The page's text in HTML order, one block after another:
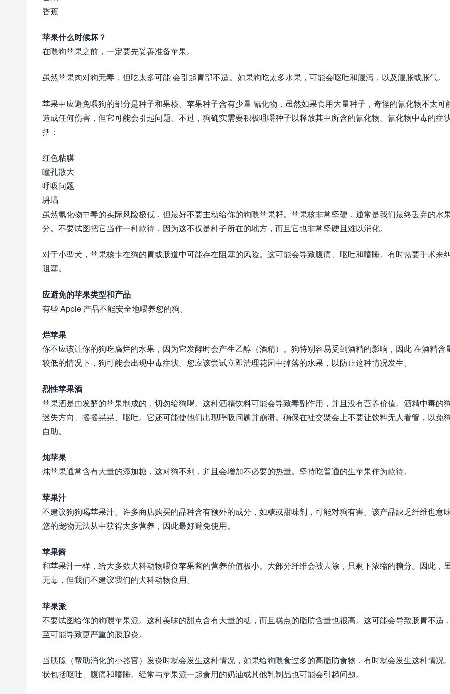
香蕉
苹果什么时候坏？
在喂狗苹果之前，一定要先妥善准备苹果。
虽然苹果肉对狗无毒，但吃太多可能 会引起胃部不适。如果狗吃太多水果，可能会呕吐和腹泻，以及腹胀或胀气。
苹果中应避免喂狗的部分是种子和果核。苹果种子含有少量 氰化物，虽然如果食用大量种子，奇怪的氰化物不太可
造成任何伤害，但它可能会引起问题。不过，狗确实需要积极咀嚼种子以释放其中所含的氰化物。氰化物中毒的症
括：
红色粘膜
瞳孔散大
呼吸问题
坍塌
虽然氰化物中毒的实际风险极低，但最好不要主动给你的狗喂苹果籽。苹果核非常坚硬，通常是我们最终丢弃的水
分。不要试图把它当作一种款待，因为这不仅是种子所在的地方，而且它也非常坚硬且难以消化。
对于小型犬，苹果核卡在狗的胃或肠道中可能存在阻塞的风险。这可能会导致腹痛、呕吐和嗜睡。有时需要手术来
阻塞。
应避免的苹果类型和产品
有些 Apple 产品不能安全地喂养您的狗。
烂苹果
你不应该让你的狗吃腐烂的水果，因为它发酵时会产生乙醇（酒精）。狗特别容易受到酒精的影响，因此 在酒精含
较低的情况下，狗可能会出现中毒症状。您应该尝试立即清理花园中掉落的水果，以防止这种情况发生。
烈性苹果酒
苹果酒是由发酵的苹果制成的，切勿给狗喝。这种酒精饮料可能会导致毒副作用，并且没有营养价值。酒精中毒的
迷失方向、摇摇晃晃、呕吐。它还可能使他们出现呼吸问题并崩溃。确保在社交聚会上不要让饮料无人看管，以免
自助。
炖苹果
炖苹果通常含有大量的添加糖，这对狗不利，并且会增加不必要的热量。坚持吃普通的生苹果作为款待。
苹果汁
不建议狗狗喝苹果汁。许多商店购买的品种含有额外的成分，如糖或甜味剂，可能对狗有害。该产品缺乏纤维也意
您的宠物无法从中获得太多营养，因此最好避免使用。
苹果酱
和苹果汁一样，给大多数犬科动物喂食苹果酱的营养价值极小。大部分纤维会被去除，只剩下浓缩的糖分。因此，
无毒，但我们不建议我们的犬科动物食用。
苹果派
不要试图给你的狗喂苹果派。这种美味的甜点含有大量的糖，而且糕点的脂肪含量也很高。这可能会导致肠胃不适
至可能导致更严重的胰腺炎。
当胰腺（帮助消化的小器官）发炎时就会发生这种情况，如果给狗喂食过多的高脂肪食物，有时就会发生这种情况
状包括呕吐、腹痛和嗜睡。经常与苹果派一起食用的奶油或其他乳制品也可能会引起问题。